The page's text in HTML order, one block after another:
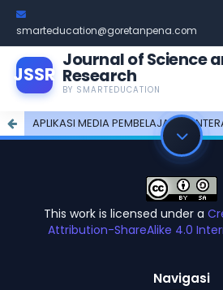
smarteducation@goretanpena.com
JSSR
Journal of Science
Research
BY SMARTEDUCATION
This work is licensed under a
Attribution-ShareAlike 4.0
Navigasi